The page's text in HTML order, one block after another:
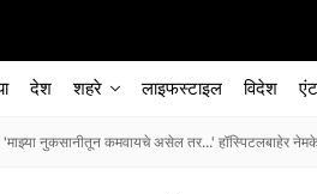
देश शहरे लाइफस्टाइल विदेश
नुकसानीतून कमवायचे असेल तर...' हॉस्पिटलबाहेर